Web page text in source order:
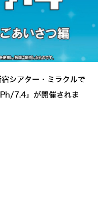
シアター・ミラクルで
7.4」が開催されま